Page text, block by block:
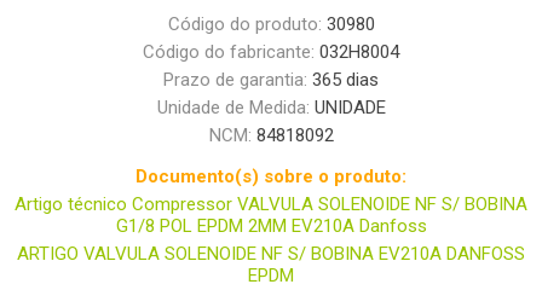
Código do produto: 30980
Código do fabricante: 032H8004
Prazo de garantia: 365 dias
Unidade de Medida: UNIDADE
NCM: 84818092
Documento(s) sobre o produto:
Artigo técnico Compressor VALVULA SOLENOIDE NF S/ BOBINA
G1/8 POL EPDM 2MM EV210A Danfoss
ARTIGO VALVULA SOLENOIDE NF S/ BOBINA EV210A DANFOSS
EPDM